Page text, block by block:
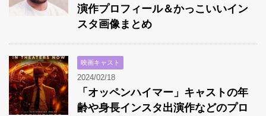
演作プロフィール＆かっこいいイン
スタ画像まとめ
映画キャスト
2024/02/18
「オッペンハイマー」キャストの年
齢や身長インスタ出演作などのプロ